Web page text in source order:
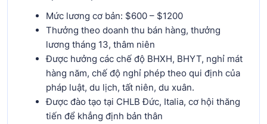
Mức lương cơ bản: $600 – $1200
Thưởng theo doanh thu bán hàng, thưởng
lương tháng 13, thâm niên
Được hưởng các chế độ BHXH, BHYT, nghỉ mát
hàng năm, chế độ nghỉ phép theo qui định của
pháp luật, du lịch, tất niên, du xuân.
Được đào tạo tại CHLB Đức, Italia, cơ hội thăng
tiến để khẳng định bản thân